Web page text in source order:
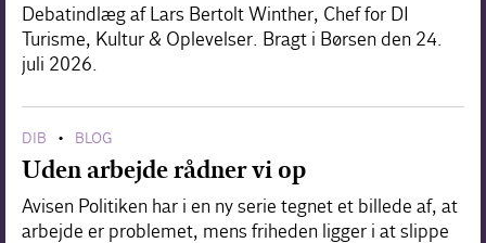
Debatindlæg af Lars Bertolt Winther, Chef for DI
Turisme, Kultur & Oplevelser. Bragt i Børsen den 24.
juli 2026.
DIB • BLOG
Uden arbejde rådner vi op
Avisen Politiken har i en ny serie tegnet et billede af, at
arbejde er problemet, mens friheden ligger i at slippe